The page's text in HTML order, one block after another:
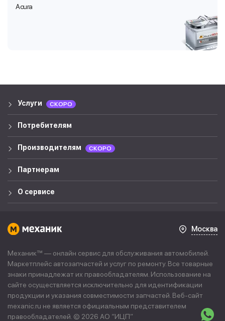
Acura
Услуги СКОРО
Потребителям
Производителям СКОРО
Партнерам
О сервисе
Москва
Механик™ — онлайн сервис для обслуживания автомобилей.
Маркетплейс автозапчастей и услуг по ремонту. Все товарные
знаки принадлежат их правообладателям. Использование на
сайте осуществляется исключительно для идентификации
продукции и указания совместимости запчастей. Веб-сайт
mexanic.ru не является официальным представителем
правообладателей. © 2026 АО “ИЦП”